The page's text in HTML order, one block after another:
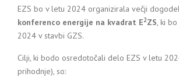
EZS bo v letu 2024 organizirala večji
konferenco energije na kvadrat E2ZS, ki
2024 v stavbi GZS.
Cilji, ki bodo osredotočali delo EZS v letu
prihodnje), so: